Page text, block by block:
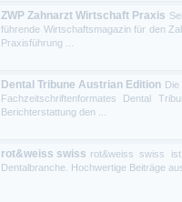
ZWP Zahnarzt Wirtschaft Praxis
führende Wirtschaftsmagazin für den
Praxisführung ...
Dental Tribune Austrian Edition
Fachzeitschriftenformates Dental
Berichterstattung den ...
rot&weiss swiss rot&weiss swiss
Dentalbranche. Hochwertige Beiträge